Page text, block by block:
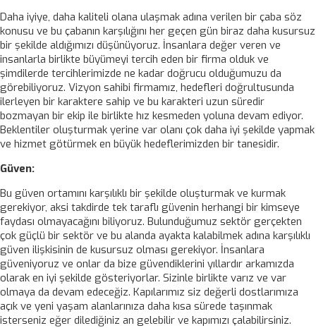
Daha iyiye, daha kaliteli olana ulaşmak adına verilen bir çaba söz
konusu ve bu çabanın karşılığını her geçen gün biraz daha kusursuz
bir şekilde aldığımızı düşünüyoruz. İnsanlara değer veren ve
insanlarla birlikte büyümeyi tercih eden bir firma olduk ve
şimdilerde tercihlerimizde ne kadar doğrucu olduğumuzu da
görebiliyoruz. Vizyon sahibi firmamız, hedefleri doğrultusunda
ilerleyen bir karaktere sahip ve bu karakteri uzun süredir
bozmayan bir ekip ile birlikte hız kesmeden yoluna devam ediyor.
Beklentiler oluşturmak yerine var olanı çok daha iyi şekilde yapmak
ve hizmet götürmek en büyük hedeflerimizden bir tanesidir.
Güven:
Bu güven ortamını karşılıklı bir şekilde oluşturmak ve kurmak
gerekiyor, aksi takdirde tek taraflı güvenin herhangi bir kimseye
faydası olmayacağını biliyoruz. Bulunduğumuz sektör gerçekten
çok güçlü bir sektör ve bu alanda ayakta kalabilmek adına karşılıklı
güven ilişkisinin de kusursuz olması gerekiyor. İnsanlara
güveniyoruz ve onlar da bize güvendiklerini yıllardır arkamızda
olarak en iyi şekilde gösteriyorlar. Sizinle birlikte varız ve var
olmaya da devam edeceğiz. Kapılarımız siz değerli dostlarımıza
açık ve yeni yaşam alanlarınıza daha kısa sürede taşınmak
isterseniz eğer dilediğiniz an gelebilir ve kapımızı çalabilirsiniz.